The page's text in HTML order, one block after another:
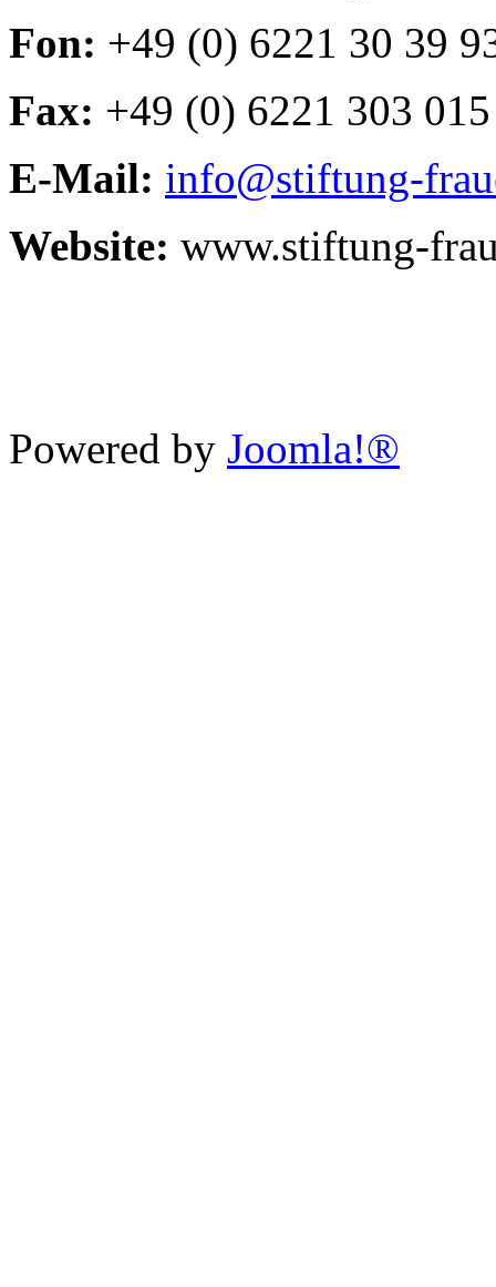
Fon: +49 (0) 6221 30 39
Fax: +49 (0) 6221 303 015
E-Mail: info@stiftung-
Website: www.stiftung-
Powered by Joomla!®